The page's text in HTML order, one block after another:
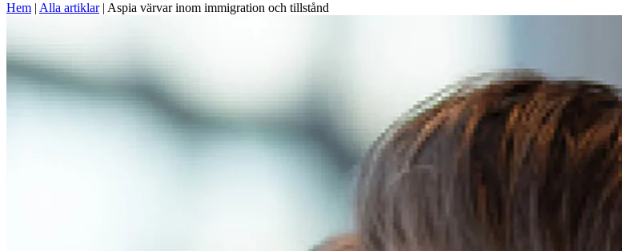
Hem | Alla artiklar| Aspia värvar inom immigration och tillstånd